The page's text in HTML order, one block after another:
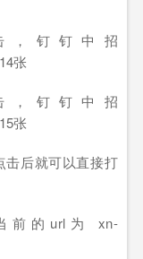
击后就可以直接打
前的url为 xn-